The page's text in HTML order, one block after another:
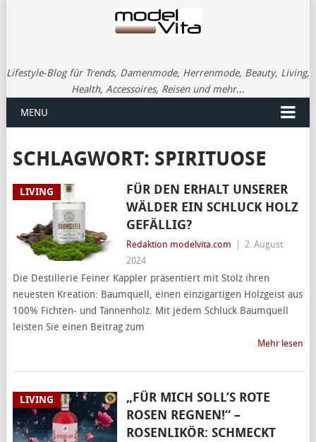
Lifestyle-Blog für Trends, Damenmode, Herrenmode, Beauty, Living,
Health, Accessoires, Reisen und mehr...
MENU
SCHLAGWORT: SPIRITUOSE
LIVING
FÜR DEN ERHALT UNSERER
WÄLDER EIN SCHLUCK HOLZ
GEFÄLLIG?
Redaktion modelvita.com
2. August
2024
Die Destillerie Feiner Kappler präsentiert mit Stolz ihren
neuesten Kreation: Baumquell, einen einzigartigen Holzgeist aus
100% Fichten- und Tannenholz. Mit jedem Schluck Baumquell
leisten Sie einen Beitrag zum
Mehr lesen
LIVING
„FÜR MICH SOLL’S ROTE
ROSEN REGNEN!“ –
ROSENLIKÖR: SCHMECKT